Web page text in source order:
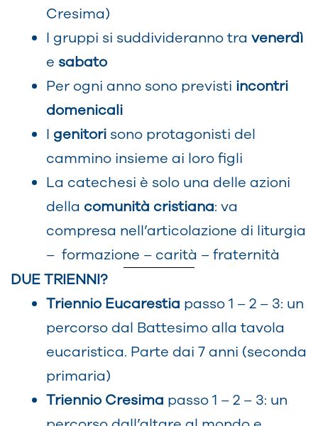
Cresima)
I gruppi si suddivideranno tra venerdì
e sabato
Per ogni anno sono previsti incontri
domenicali
I genitori sono protagonisti del
cammino insieme ai loro figli
La catechesi è solo una delle azioni
della comunità cristiana: va
compresa nell’articolazione di liturgia
– formazione – carità – fraternità
DUE TRIENNI?
Triennio Eucarestia passo 1 – 2 – 3: un
percorso dal Battesimo alla tavola
eucaristica. Parte dai 7 anni (seconda
primaria)
Triennio Cresima passo 1 – 2 – 3: un